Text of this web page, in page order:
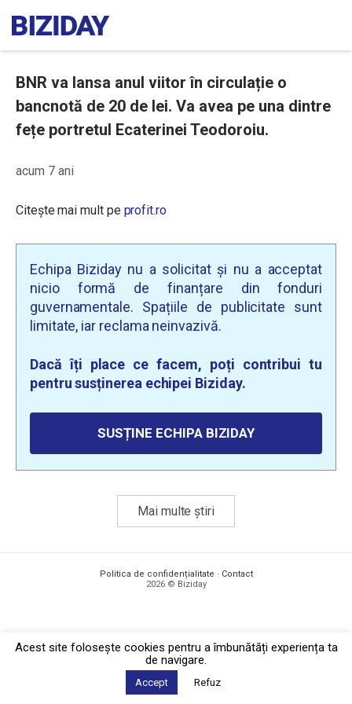
BNR va lansa anul viitor în circulație o
bancnotă de 20 de lei. Va avea pe una dintre
fețe portretul Ecaterinei Teodoroiu.
acum 7 ani
Citește mai mult pe profit.ro
Echipa Biziday nu a solicitat și nu a acceptat
nicio formă de finanțare din fonduri
guvernamentale. Spațiile de publicitate sunt
limitate, iar reclama neinvazivă.
Dacă îți place ce facem, poți contribui tu
pentru susținerea echipei Biziday.
SUSȚINE ECHIPA BIZIDAY
Mai multe știri
Politica de confidențialitate · Contact
2026 © Biziday
Acest site foloseşte cookies pentru a îmbunătăți experiența ta
de navigare.
Accept Refuz